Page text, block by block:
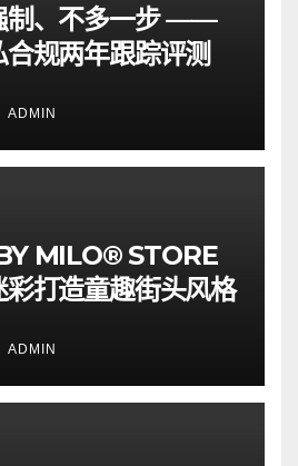
制、不多一步 ——
规两年跟踪评测
ADMIN
MILO® STORE
打造童趣街头风格
ADMIN